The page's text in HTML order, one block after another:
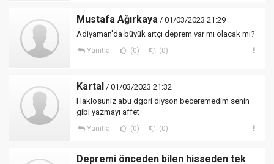
Mustafa Ağırkaya / 01/03/2023 21:29
Adiyaman'da büyük artçı deprem var mı olacak mı?
Yanıtla (0) (0)
Kartal / 01/03/2023 21:32
Haklosuniz abu dgori diyson beceremedim senin
gibi yazmayı affet
Yanıtla (0) (0)
Depremi önceden bilen hisseden tek